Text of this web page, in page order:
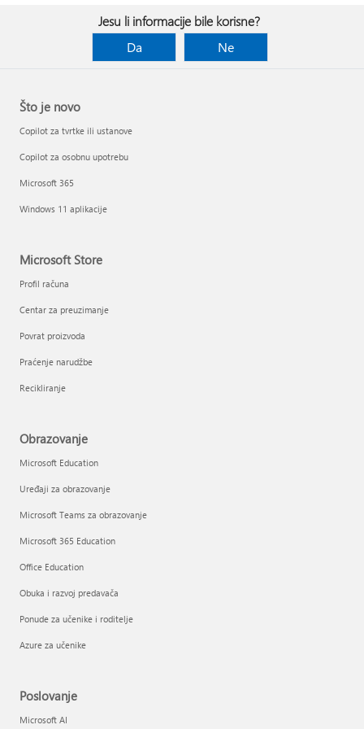
Jesu li informacije bile korisne?
Da
Ne
Što je novo
Copilot za tvrtke ili ustanove
Copilot za osobnu upotrebu
Microsoft 365
Windows 11 aplikacije
Microsoft Store
Profil računa
Centar za preuzimanje
Povrat proizvoda
Praćenje narudžbe
Recikliranje
Obrazovanje
Microsoft Education
Uređaji za obrazovanje
Microsoft Teams za obrazovanje
Microsoft 365 Education
Office Education
Obuka i razvoj predavača
Ponude za učenike i roditelje
Azure za učenike
Poslovanje
Microsoft AI